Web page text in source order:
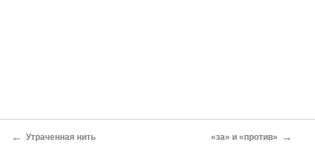
← Утраченная нить «за» и «против» →